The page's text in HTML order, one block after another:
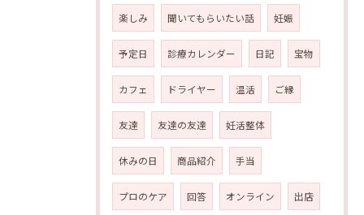
楽しみ 聞いてもらいたい話 妊娠
予定日 診療カレンダー 日記 宝物
カフェ ドライヤー 温活 ご縁
友達 友達の友達 妊活整体
休みの日 商品紹介 手当
プロのケア 回答 オンライン 出店